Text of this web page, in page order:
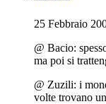
25 Febbraio
@ Bacio:
ma poi si
@ Zuzili: i
volte trovano